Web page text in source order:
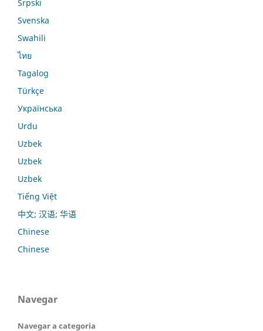
Srpski
Svenska
Swahili
ไทย
Tagalog
Türkçe
Українська
Urdu
Uzbek
Uzbek
Uzbek
Tiếng Việt
中文; 汉语; 华语
Chinese
Chinese
Navegar
Navegar a categoria